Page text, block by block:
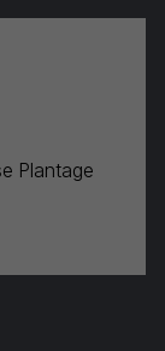
Plantage